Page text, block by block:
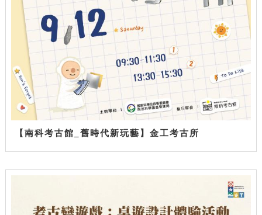
【南科考古館_舊時代新玩藝】金工考古所